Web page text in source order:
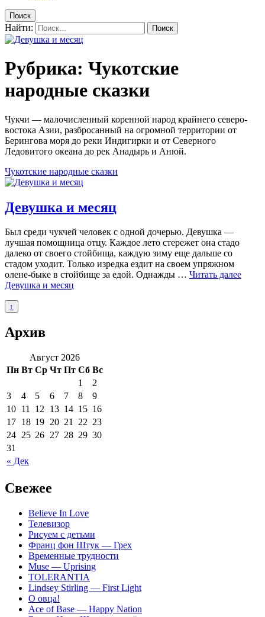
Поиск
Найти:
Рубрика: Чукотские
народные сказки
Чукчи — малочисленный коренной народ крайнего северо-
востока Азии, разбросанный на огромной территории от
Берингова моря до реки Индигирки и от Северного
Ледовитого океана до рек Анадырь и Анюй.
Чукотские народные сказки
Девушка и месяц
Был среди чукчей человек с одной дочерью. Девушка —
лучшая помощница отцу. Каждое лето стережет она стадо
далеко от своего стойбища, каждую зиму еще дальше со
стадом уходит. Только изредка ездит на своем упряжном
олене-быке в стойбище за едой. Однажды … Читать далее
Девушка и месяц
↑
Архив
Август 2026
Пн Вт Ср Чт Пт Сб Вс
« Дек
1
2
3
4 5 6 7 8
9
10 11 12 13 14 15 16
17 18 19 20 21 22 23
24 25 26 27 28 29 30
31
Свежее
Believe In Love
Телевизор
Рисуем с детьми
Франц фон Штук — Грех
Временные трудности
Muse — Uprising
TOLERANTIA
Lindsey Stirling — First Light
О овца!
Ace of Base — Happy Nation